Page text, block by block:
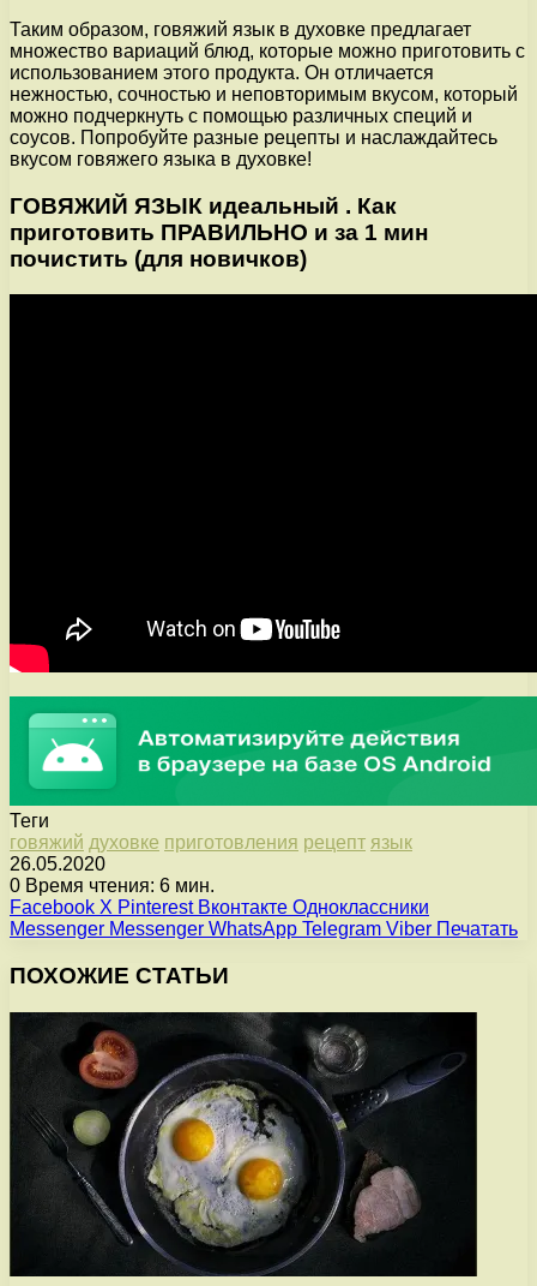
Таким образом, говяжий язык в духовке предлагает
множество вариаций блюд, которые можно приготовить с
использованием этого продукта. Он отличается
нежностью, сочностью и неповторимым вкусом, который
можно подчеркнуть с помощью различных специй и
соусов. Попробуйте разные рецепты и наслаждайтесь
вкусом говяжего языка в духовке!
ГОВЯЖИЙ ЯЗЫК идеальный . Как
приготовить ПРАВИЛЬНО и за 1 мин
почистить (для новичков)
Теги
говяжий духовке приготовления рецепт язык
26.05.2020
0 Время чтения: 6 мин.
Facebook X Pinterest Вконтакте Одноклассники
Messenger Messenger WhatsApp Telegram Viber Печатать
ПОХОЖИЕ СТАТЬИ